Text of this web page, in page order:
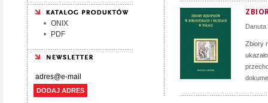
ONIX
PDF
DODAJ ADRES
Danuta
Zbiory